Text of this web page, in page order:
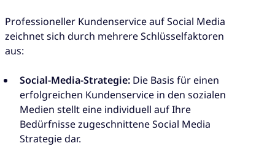
Professioneller Kundenservice auf Social Media
zeichnet sich durch mehrere Schlüsselfaktoren
aus:
Social-Media-Strategie: Die Basis für einen
erfolgreichen Kundenservice in den sozialen
Medien stellt eine individuell auf Ihre
Bedürfnisse zugeschnittene Social Media
Strategie dar.